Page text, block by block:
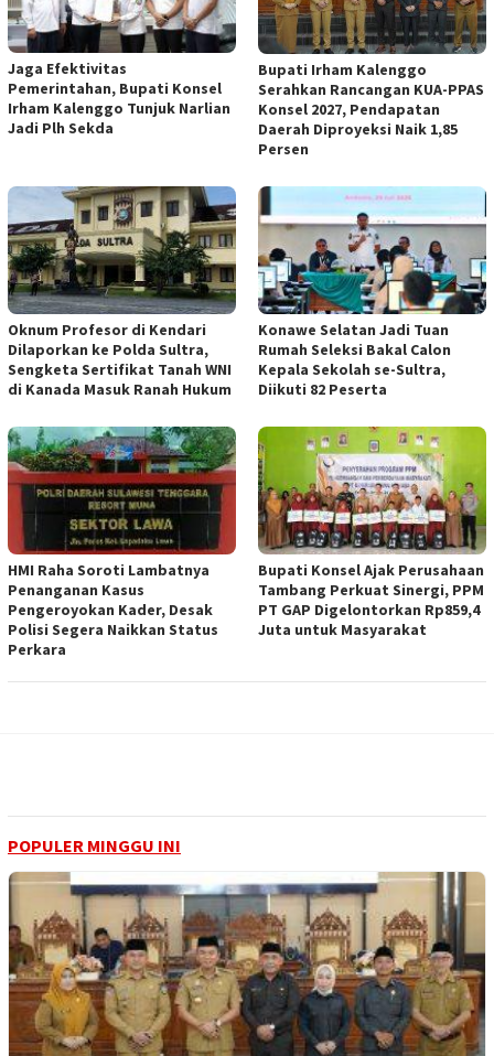
Jaga Efektivitas
Pemerintahan, Bupati Konsel
Irham Kalenggo Tunjuk Narlian
Jadi Plh Sekda
Bupati Irham Kalenggo
Serahkan Rancangan KUA-PPAS
Konsel 2027, Pendapatan
Daerah Diproyeksi Naik 1,85
Persen
Oknum Profesor di Kendari
Dilaporkan ke Polda Sultra,
Sengketa Sertifikat Tanah WNI
di Kanada Masuk Ranah Hukum
Konawe Selatan Jadi Tuan
Rumah Seleksi Bakal Calon
Kepala Sekolah se-Sultra,
Diikuti 82 Peserta
HMI Raha Soroti Lambatnya
Penanganan Kasus
Pengeroyokan Kader, Desak
Polisi Segera Naikkan Status
Perkara
Bupati Konsel Ajak Perusahaan
Tambang Perkuat Sinergi, PPM
PT GAP Digelontorkan Rp859,4
Juta untuk Masyarakat
POPULER MINGGU INI